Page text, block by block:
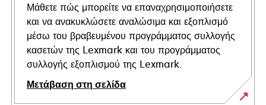
Μάθετε πώς μπορείτε να επαναχρησιμοποιήσετε
και να ανακυκλώσετε αναλώσιμα και εξοπλισμό
μέσω του βραβευμένου προγράμματος συλλογής
κασετών της Lexmark και του προγράμματος
συλλογής εξοπλισμού της Lexmark.
Μετάβαση στη σελίδα